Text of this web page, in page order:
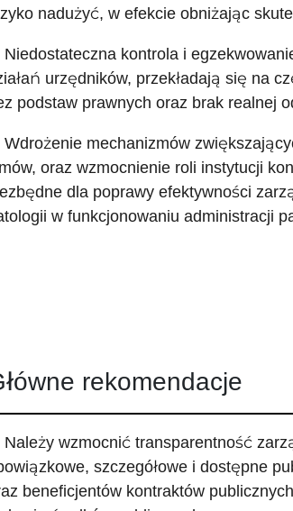
nadużyć, w efekcie obniżając
Niedostateczna kontrola i
urzędników, przekładają się na
podstaw prawnych oraz brak realnej
Wdrożenie mechanizmów
oraz wzmocnienie roli instytucji
dla poprawy efektywności
w funkcjonowaniu administracji
rekomendacje
Należy wzmocnić transparentność
szczegółowe i dostępne
beneficjentów kontraktów